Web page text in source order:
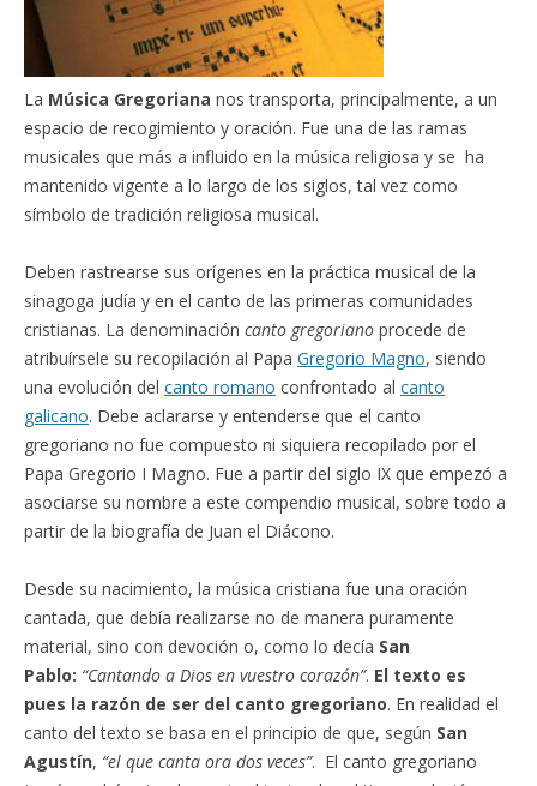
La Música Gregoriana nos transporta, principalmente, a un
espacio de recogimiento y oración. Fue una de las ramas
musicales que más a influido en la música religiosa y se ha
mantenido vigente a lo largo de los siglos, tal vez como
símbolo de tradición religiosa musical.
Deben rastrearse sus orígenes en la práctica musical de la
sinagoga judía y en el canto de las primeras comunidades
cristianas. La denominación canto gregoriano procede de
atribuírsele su recopilación al Papa Gregorio Magno, siendo
una evolución del canto romano confrontado al canto
galicano. Debe aclararse y entenderse que el canto
gregoriano no fue compuesto ni siquiera recopilado por el
Papa Gregorio I Magno. Fue a partir del siglo IX que empezó a
asociarse su nombre a este compendio musical, sobre todo a
partir de la biografía de Juan el Diácono.
Desde su nacimiento, la música cristiana fue una oración
cantada, que debía realizarse no de manera puramente
material, sino con devoción o, como lo decía San
Pablo: “Cantando a Dios en vuestro corazón”. El texto es
pues la razón de ser del canto gregoriano. En realidad el
canto del texto se basa en el principio de que, según San
Agustín, “el que canta ora dos veces”. El canto gregoriano